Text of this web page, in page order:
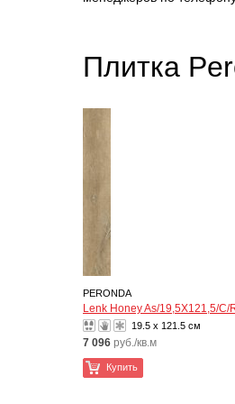
Плитка
PERONDA
Lenk Honey As/19,5X121,5/C/
19.5 x 121.5 см
7 096 руб./кв.м
Купить